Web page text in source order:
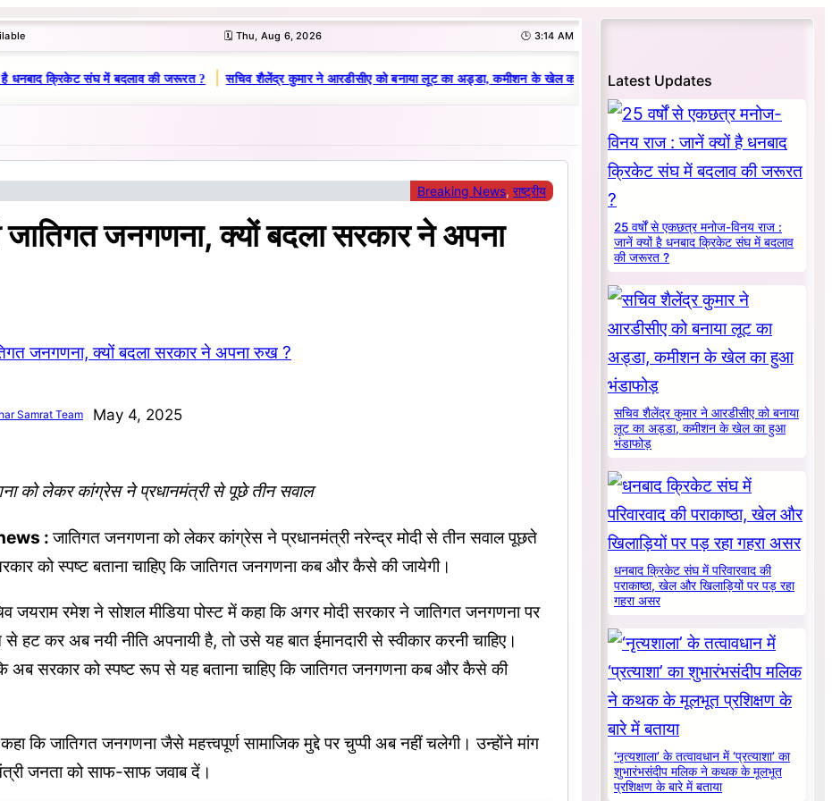
🗓️ Thu, Aug 6, 2026 🕒 3:14 AM
क्रिकेट संघ में बदलाव की जरूरत ? | सचिव शैलेंद्र कुमार ने आरडीसीए को बनाया लूट का अड्डा, कमीशन के खेल का हुआ भंडाफोड़ | धनबाद क्रिकेट संघ में परिवारवाद की
Breaking News, राष्ट्रीय
जातिगत जनगणना, क्यों बदला सरकार ने अपना
Samrat Team May 4, 2025
को लेकर कांग्रेस ने प्रधानमंत्री से पूछे तीन सवाल
:जातिगत जनगणना को लेकर कांग्रेस ने प्रधानमंत्री नरेन्द्र मोदी से तीन सवाल पूछते
को स्पष्ट बताना चाहिए कि जातिगत जनगणना कब और कैसे की जायेगी।
जयराम रमेश ने सोशल मीडिया पोस्ट में कहा कि अगर मोदी सरकार ने जातिगत जनगणना पर
हट कर अब नयी नीति अपनायी है, तो उसे यह बात ईमानदारी से स्वीकार करनी चाहिए।
अब सरकार को स्पष्ट रूप से यह बताना चाहिए कि जातिगत जनगणना कब और कैसे की
कि जातिगत जनगणना जैसे महत्त्वपूर्ण सामाजिक मुद्दे पर चुप्पी अब नहीं चलेगी। उन्होंने मांग
जनता को साफ-साफ जवाब दें।
Latest Updates
25 वर्षों से एकछत्र मनोज-विनय राज :
जानें क्यों है धनबाद क्रिकेट संघ में बदलाव
की जरूरत ?
सचिव शैलेंद्र कुमार ने आरडीसीए को बनाया
लूट का अड्डा, कमीशन के खेल का हुआ
भंडाफोड़
धनबाद क्रिकेट संघ में परिवारवाद की
पराकाष्ठा, खेल और खिलाड़ियों पर पड़ रहा
गहरा असर
‘नृत्यशाला’ के तत्वावधान में ‘प्रत्याशा’ का
शुभारंभसंदीप मलिक ने कथक के मूलभूत
प्रशिक्षण के बारे में बताया